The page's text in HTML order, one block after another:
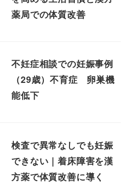
薬局での体質改善
不妊症相談での妊娠事例
（29歳）不育症 卵巣機
能低下
検査で異常なしでも妊娠
できない｜着床障害を漢
方薬で体質改善に導く